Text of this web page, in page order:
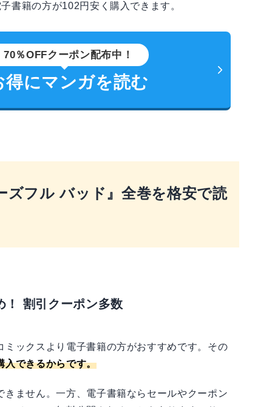
書籍の方が102円安く購入できます。
70％OFFクーポン配布中！
得にマンガを読む
ズフル バッド』全巻を格安で読
！ 割引クーポン多数
ックスより電子書籍の方がおすすめです。その
入できるからです。
ません。一方、電子書籍ならセールやクーポン